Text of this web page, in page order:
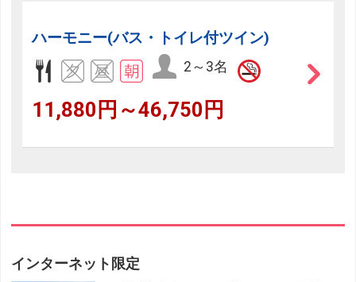
ハーモニー(バス・トイレ付ツイン)
2～3名
11,880円～46,750円
インターネット限定